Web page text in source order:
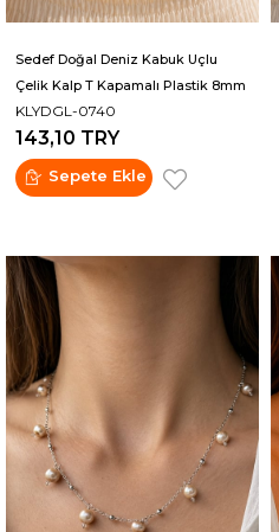
Sedef Doğal Deniz Kabuk Uçlu
Çelik Kalp T Kapamalı Plastik 8mm
Amorf İncili Kolye
KLYDGL-0740
143,10 TRY
Sepete Ekle